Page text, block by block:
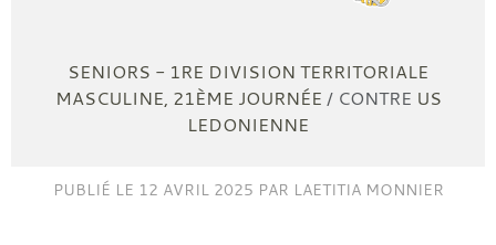
SENIORS - 1RE DIVISION TERRITORIALE
MASCULINE, 21ÈME JOURNÉE / CONTRE US
LEDONIENNE
PUBLIÉ LE 12 AVRIL 2025 PAR LAETITIA MONNIER